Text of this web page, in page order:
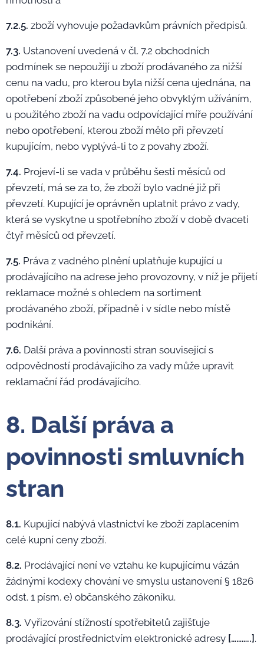
7.2.5. zboží vyhovuje požadavkům právních předpisů.
7.3. Ustanovení uvedená v čl. 7.2 obchodních
podmínek se nepoužijí u zboží prodávaného za nižší
cenu na vadu, pro kterou byla nižší cena ujednána, na
opotřebení zboží způsobené jeho obvyklým užíváním,
u použitého zboží na vadu odpovídající míře používání
nebo opotřebení, kterou zboží mělo při převzetí
kupujícím, nebo vyplývá-li to z povahy zboží.
7.4. Projeví-li se vada v průběhu šesti měsíců od
převzetí, má se za to, že zboží bylo vadné již při
převzetí. Kupující je oprávněn uplatnit právo z vady,
která se vyskytne u spotřebního zboží v době dvaceti
čtyř měsíců od převzetí.
7.5. Práva z vadného plnění uplatňuje kupující u
prodávajícího na adrese jeho provozovny, v níž je přijetí
reklamace možné s ohledem na sortiment
prodávaného zboží, případně i v sídle nebo místě
podnikání.
7.6. Další práva a povinnosti stran související s
odpovědností prodávajícího za vady může upravit
reklamační řád prodávajícího.
8. Další práva a
povinnosti smluvních
stran
8.1. Kupující nabývá vlastnictví ke zboží zaplacením
celé kupní ceny zboží.
8.2. Prodávající není ve vztahu ke kupujícímu vázán
žádnými kodexy chování ve smyslu ustanovení § 1826
odst. 1 písm. e) občanského zákoníku.
8.3. Vyřizování stížností spotřebitelů zajišťuje
prodávající prostřednictvím elektronické adresy [………..] .